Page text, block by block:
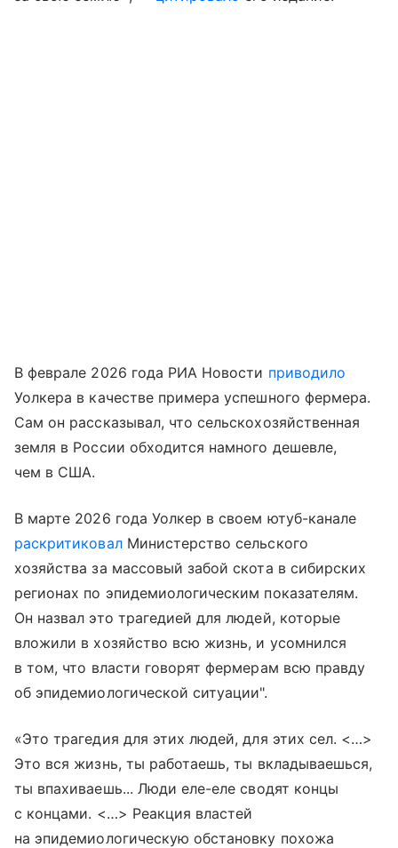
В феврале 2026 года РИА Новости приводило
Уолкера в качестве примера успешного фермера.
Сам он рассказывал, что сельскохозяйственная
земля в России обходится намного дешевле,
чем в США.
В марте 2026 года Уолкер в своем ютуб-канале
раскритиковалМинистерство сельского
хозяйства за массовый забой скота в сибирских
регионах по эпидемиологическим показателям.
Он назвал это трагедией для людей, которые
вложили в хозяйство всю жизнь, и усомнился
в том, что власти говорят фермерам всю правду
об эпидемиологической ситуации".
«Это трагедия для этих людей, для этих сел. <…>
Это вся жизнь, ты работаешь, ты вкладываешься,
ты впахиваешь... Люди еле-еле сводят концы
с концами. <…> Реакция властей
на эпидемиологическую обстановку похожа